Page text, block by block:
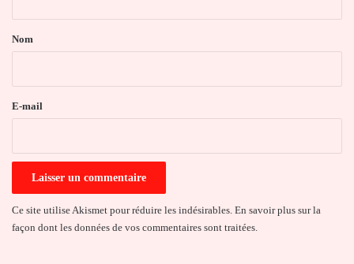
a
e
Nom
E-mail
Ce site utilise Akismet pour réduire les indésirables. En savoir plus sur la
façon dont les données de vos commentaires sont traitées.